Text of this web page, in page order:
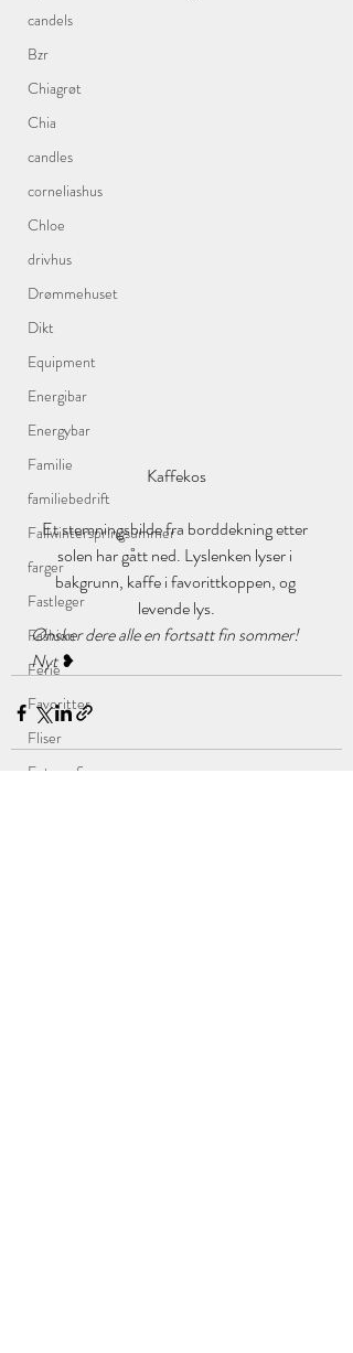
candels
Bzr
Chiagrøt
Chia
candles
corneliashus
Chloe
drivhus
Drømmehuset
Dikt
Equipment
Energibar
Energybar
Familie
familiebedrift
Fallwinterspringsummer
farger
Fastleger
Fashion
Ferie
Favoritter
Fliser
Fotografi
Kaffekos
Et stemningsbilde fra borddekning etter
solen har gått ned. Lyslenken lyser i
bakgrunn, kaffe i favorittkoppen, og
levende lys.
Ønsker dere alle en fortsatt fin sommer!
Nyt ❥